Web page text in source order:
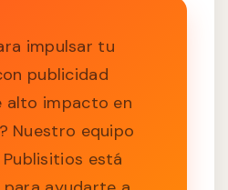
impulsar tu
publicidad
alto impacto en
Nuestro equipo
está